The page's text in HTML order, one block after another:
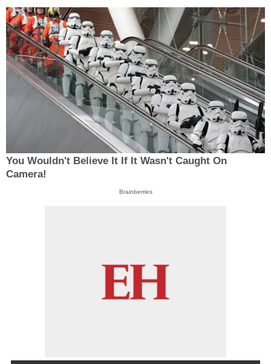
You Wouldn't Believe It If It Wasn't Caught On
Camera!
Brainberries